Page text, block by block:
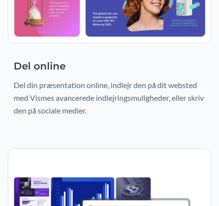
Del online
Del din præsentation online, indlejr den på dit websted
med Vismes avancerede indlejringsmuligheder, eller skriv
den på sociale medier.